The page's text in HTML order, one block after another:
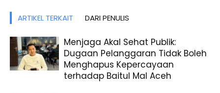
ARTIKEL TERKAIT DARI PENULIS
Menjaga Akal Sehat Publik:
Dugaan Pelanggaran Tidak Boleh
Menghapus Kepercayaan
terhadap Baitul Mal Aceh